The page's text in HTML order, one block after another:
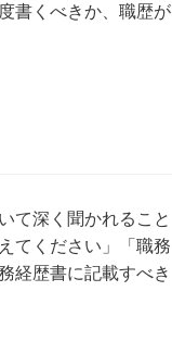
書くべきか、職歴が
て深く聞かれること
てください」「職務
経歴書に記載すべき